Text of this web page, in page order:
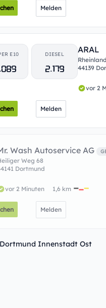
Melden
E10 DIESEL
2.179
ARAL
44139
vor 2
Melden
Wash Autoservice AG
Weg 68
Dortmund
vor 2 Minuten 1,6 km
Melden
Innenstadt Ost